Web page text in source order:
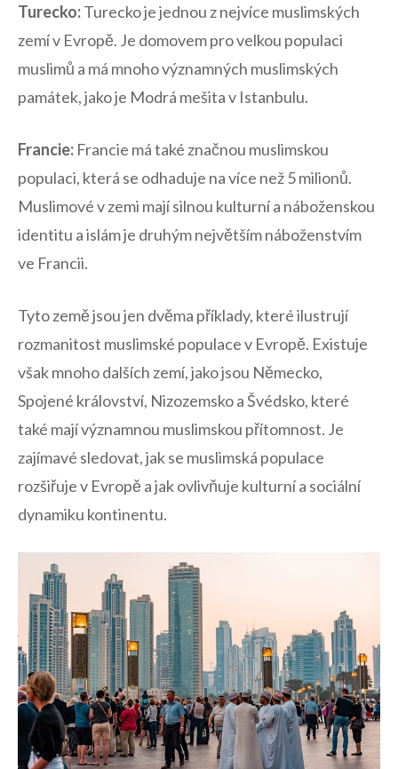
Turecko:Turecko je ⁣jednou z nejvíce ‍muslimských
zemí v ⁢Evropě.‍ Je domovem pro velkou populaci‌
muslimů ⁢a‍ má mnoho​ významných muslimských
památek, jako je Modrá⁣ mešita⁢ v⁣ Istanbulu.
Francie: Francie má také značnou muslimskou
populaci, která se odhaduje na ‍více než 5 milionů. ​
Muslimové v⁢ zemi mají silnou kulturní a​ náboženskou
identitu a islám je druhým největším náboženstvím
ve Francii.
Tyto‌ země jsou jen dvěma příklady,⁤ které ​ilustrují​
rozmanitost muslimské‍ populace v Evropě. ⁣Existuje⁤
však mnoho dalších zemí, jako jsou Německo,
Spojené království,‍ Nizozemsko ‌a Švédsko, které
také mají ​významnou ⁤muslimskou přítomnost. Je
⁢zajímavé sledovat, ‍jak se muslimská populace
rozšiřuje v Evropě a jak ‌ovlivňuje kulturní a sociální
dynamiku kontinentu.